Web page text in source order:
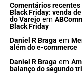
Comentários recentes
Black Friday: venda
do Varejoem
Black Friday
Daniel R Braga em
além do e-commerce
Daniel R Braga em
balanço do segundo